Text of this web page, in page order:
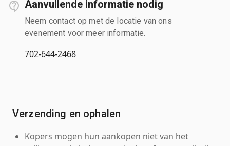
Aanvullende informatie nodig
Neem contact op met de locatie van ons
evenement voor meer informatie.
702-644-2468
Verzending en ophalen
Kopers mogen hun aankopen niet van het